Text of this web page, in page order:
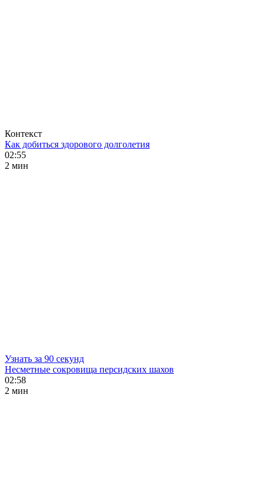
Контекст
Как добиться здорового долголетия
02:55
2 мин
Узнать за 90 секунд
Несметные сокровища персидских шахов
02:58
2 мин